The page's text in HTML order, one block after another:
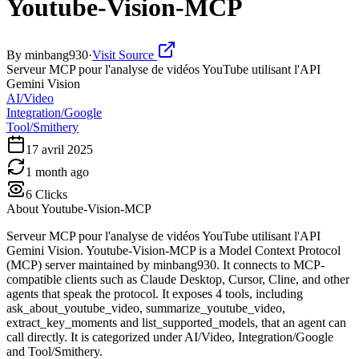
Youtube-Vision-MCP
By minbang930·Visit Source
Serveur MCP pour l'analyse de vidéos YouTube utilisant l'API
Gemini Vision
AI/Video
Integration/Google
Tool/Smithery
17 avril 2025
1 month ago
6 Clicks
AboutYoutube-Vision-MCP
Serveur MCP pour l'analyse de vidéos YouTube utilisant l'API
Gemini Vision. Youtube-Vision-MCP is a Model Context Protocol
(MCP) server maintained by minbang930. It connects to MCP-
compatible clients such as Claude Desktop, Cursor, Cline, and other
agents that speak the protocol. It exposes 4 tools, including
ask_about_youtube_video, summarize_youtube_video,
extract_key_moments and list_supported_models, that an agent can
call directly. It is categorized under AI/Video, Integration/Google
and Tool/Smithery.